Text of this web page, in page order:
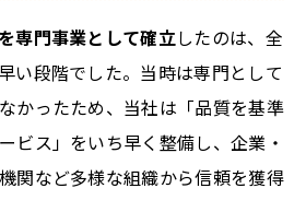
専門事業として確立したのは、全
い段階でした。当時は専門として
かったため、当社は「品質を基準
ビス」をいち早く整備し、企業・
関など多様な組織から信頼を獲得